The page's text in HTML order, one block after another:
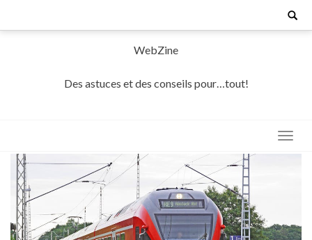
Search
WebZine
Des astuces et des conseils pour…tout!